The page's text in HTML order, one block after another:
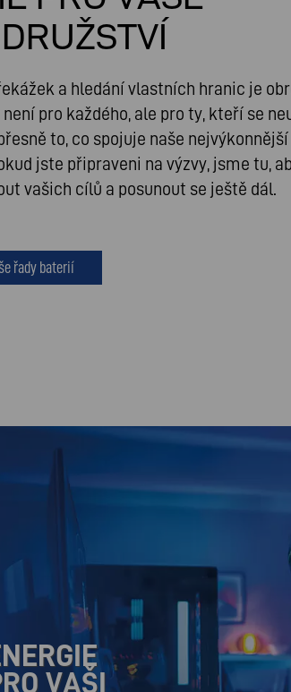
a hledání vlastních hranic je
pro každého, ale pro ty, kteří se
to, co spojuje naše
jste připraveni na výzvy, jsme tu,
vašich cílů a posunout se ještě dál.
řady baterií
VAŠI